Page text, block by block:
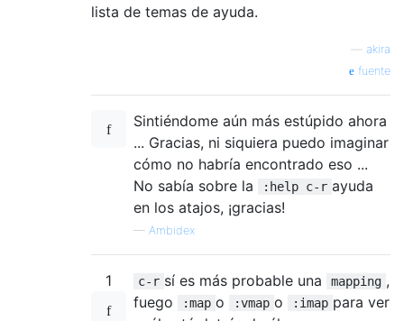
lista de temas de ayuda.
akira
fuente
Sintiéndome aún más estúpido ahora
... Gracias, ni siquiera puedo imaginar
cómo no habría encontrado eso ...
No sabía sobre la
:help c-r ayuda
en los atajos, ¡gracias!
— Ambidex
1 c-r sí es más probable una mapping ,
fuego
:map o :vmap o :imap para ver